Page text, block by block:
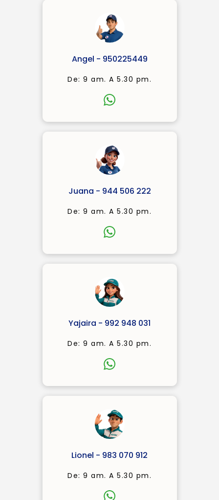
Angel - 950225449
De: 9 am. A 5.30 pm.
Juana - 944 506 222
De: 9 am. A 5.30 pm.
Yajaira - 992 948 031
De: 9 am. A 5.30 pm.
Lionel - 983 070 912
De: 9 am. A 5.30 pm.